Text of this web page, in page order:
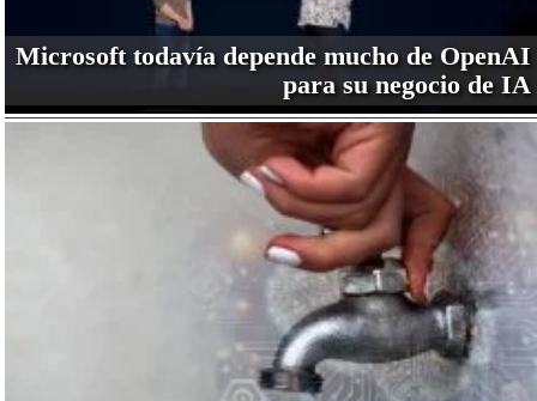
Microsoft todavía depende mucho de OpenAI
para su negocio de IA